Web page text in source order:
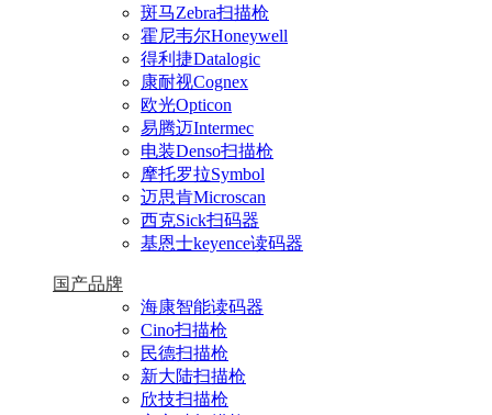
斑马Zebra扫描枪
霍尼韦尔Honeywell
得利捷Datalogic
康耐视Cognex
欧光Opticon
易腾迈Intermec
电装Denso扫描枪
摩托罗拉Symbol
迈思肯Microscan
西克Sick扫码器
基恩士keyence读码器
国产品牌
海康智能读码器
Cino扫描枪
民德扫描枪
新大陆扫描枪
欣技扫描枪